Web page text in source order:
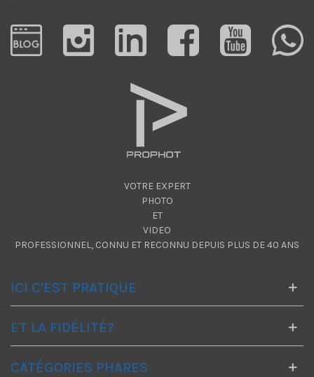
VOTRE EXPERT
PHOTO
ET
VIDEO
PROFESSIONNEL, CONNU ET RECONNU DEPUIS PLUS DE 40 ANS
ICI C'EST PRATIQUE
ET LA FIDÉLITÉ?
CATÉGORIES PHARES